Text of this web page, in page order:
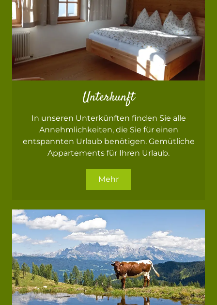
Unterkunft
In unseren Unterkünften finden Sie alle
Annehmlichkeiten, die Sie für einen
entspannten Urlaub benötigen. Gemütliche
Appartements für Ihren Urlaub.
Mehr